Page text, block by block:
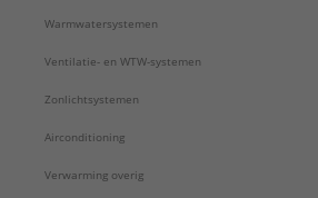
Warmwatersystemen
Ventilatie- en WTW-systemen
Zonlichtsystemen
Airconditioning
Verwarming overig